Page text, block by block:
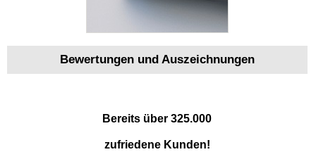
Bewertungen und Auszeichnungen
Bereits über 325.000
zufriedene Kunden!